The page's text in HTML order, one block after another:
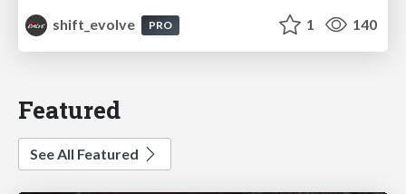
shift_evolve
PRO 1 140
Featured
See All Featured